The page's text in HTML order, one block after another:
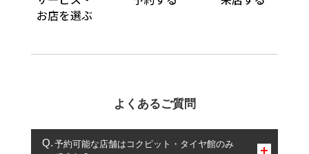
よくあるご質問
予約可能な店舗はコクピット・タイヤ館のみ